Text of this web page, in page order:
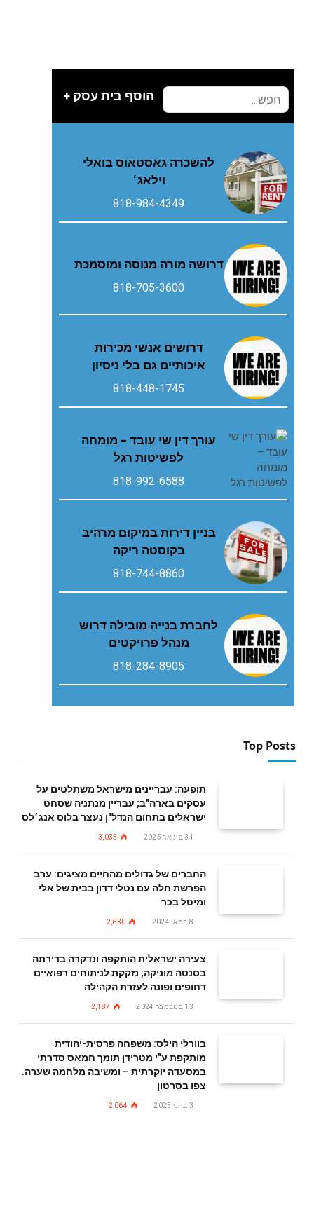
הוסף בית עסק +
להשכרה גאסטאוס בואלי
וילאג׳
818-984-4349
דרושה מורה מנוסה ומוסמכת
818-705-3600
דרושים אנשי מכירות
איכותיים גם בלי ניסיון
818-448-1745
עורך דין שי עובד – מומחה
לפשיטות רגל
818-992-6588
בניין דירות במיקום מרהיב
בקוסטה ריקה
818-744-8860
לחברת בנייה מובילה דרוש
מנהל פרויקטים
818-284-8905
Top Posts
תופעה: עבריינים מישראל משתלטים על
עסקים בארה"ב; עבריין מנתניה שסחט
ישראלים בתחום הנדל"ן נעצר בלוס אנג׳לס
31 בינואר 2025 3,035
החברים של גדולים מהחיים מציגים: ערב
הפרשת חלה עם נטלי דדון בבית של אלי
ומיטל בכר
8 במאי 2024 2,630
צעירה ישראלית הותקפה ונדקרה בדירתה
בסנטה מוניקה; נזקקת לניתוחים רפואיים
דחופים ופונה לעזרת הקהילה
13 בנובמבר 2024 2,187
בוורלי הילס: משפחה פרסית-יהודית
מותקפת ע"י מטרידן תומך חמאס סדרתי
במסעדה יוקרתית – ומשיבה מלחמה שערה.
צפו בסרטון
3 ביוני 2025 2,064